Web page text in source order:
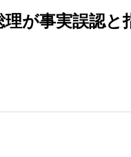
が事実誤認と